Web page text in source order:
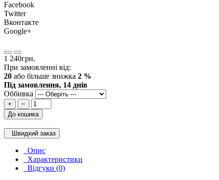
Facebook
Twitter
Вконтакте
Google+
1 240грн.
При замовленні від:
20 або більше знижка 2 %
Під замовлення, 14 днів
Оббивка
+
−
До кошика
Швидкий заказ
Опис
Характеристики
Відгуки (0)